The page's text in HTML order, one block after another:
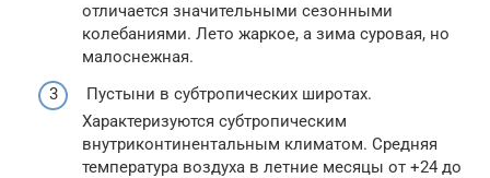
отличается значительными сезонными
колебаниями. Лето жаркое, а зима суровая, но
малоснежная.
Пустыни в субтропических широтах.
Характеризуются субтропическим
внутриконтинентальным климатом. Средняя
температура воздуха в летние месяцы от +24 до